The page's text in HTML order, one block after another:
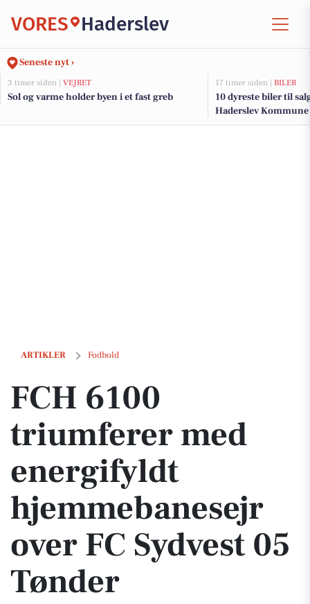
VORES Haderslev
Seneste nyt ›
3 timer siden | VEJRET
Sol og varme holder byen i et fast greb
17 timer siden | BILER
10 dyreste biler til
Haderslev Kommune
ARTIKLER Fodbold
FCH 6100 triumferer med energifyldt hjemmebanesejr over FC
FCH 6100
triumferer med
energifyldt
hjemmebanesejr
over FC Sydvest 05
Tønder